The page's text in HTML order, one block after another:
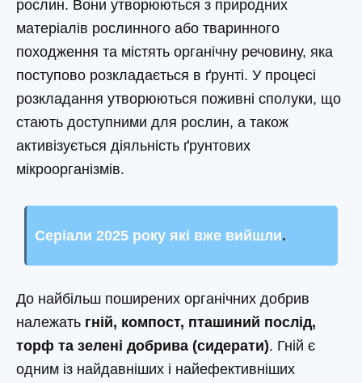
рослин. Вони утворюються з природних
матеріалів рослинного або тваринного
походження та містять органічну речовину, яка
поступово розкладається в ґрунті. У процесі
розкладання утворюються поживні сполуки, що
стають доступними для рослин, а також
активізується діяльність ґрунтових
мікроорганізмів.
Серіали 2025 року які вже вийшли.
До найбільш поширених органічних добрив
належать гній, компост, пташиний послід,
торф та зелені добрива (сидерати). Гній є
одним із найдавніших і найефективніших